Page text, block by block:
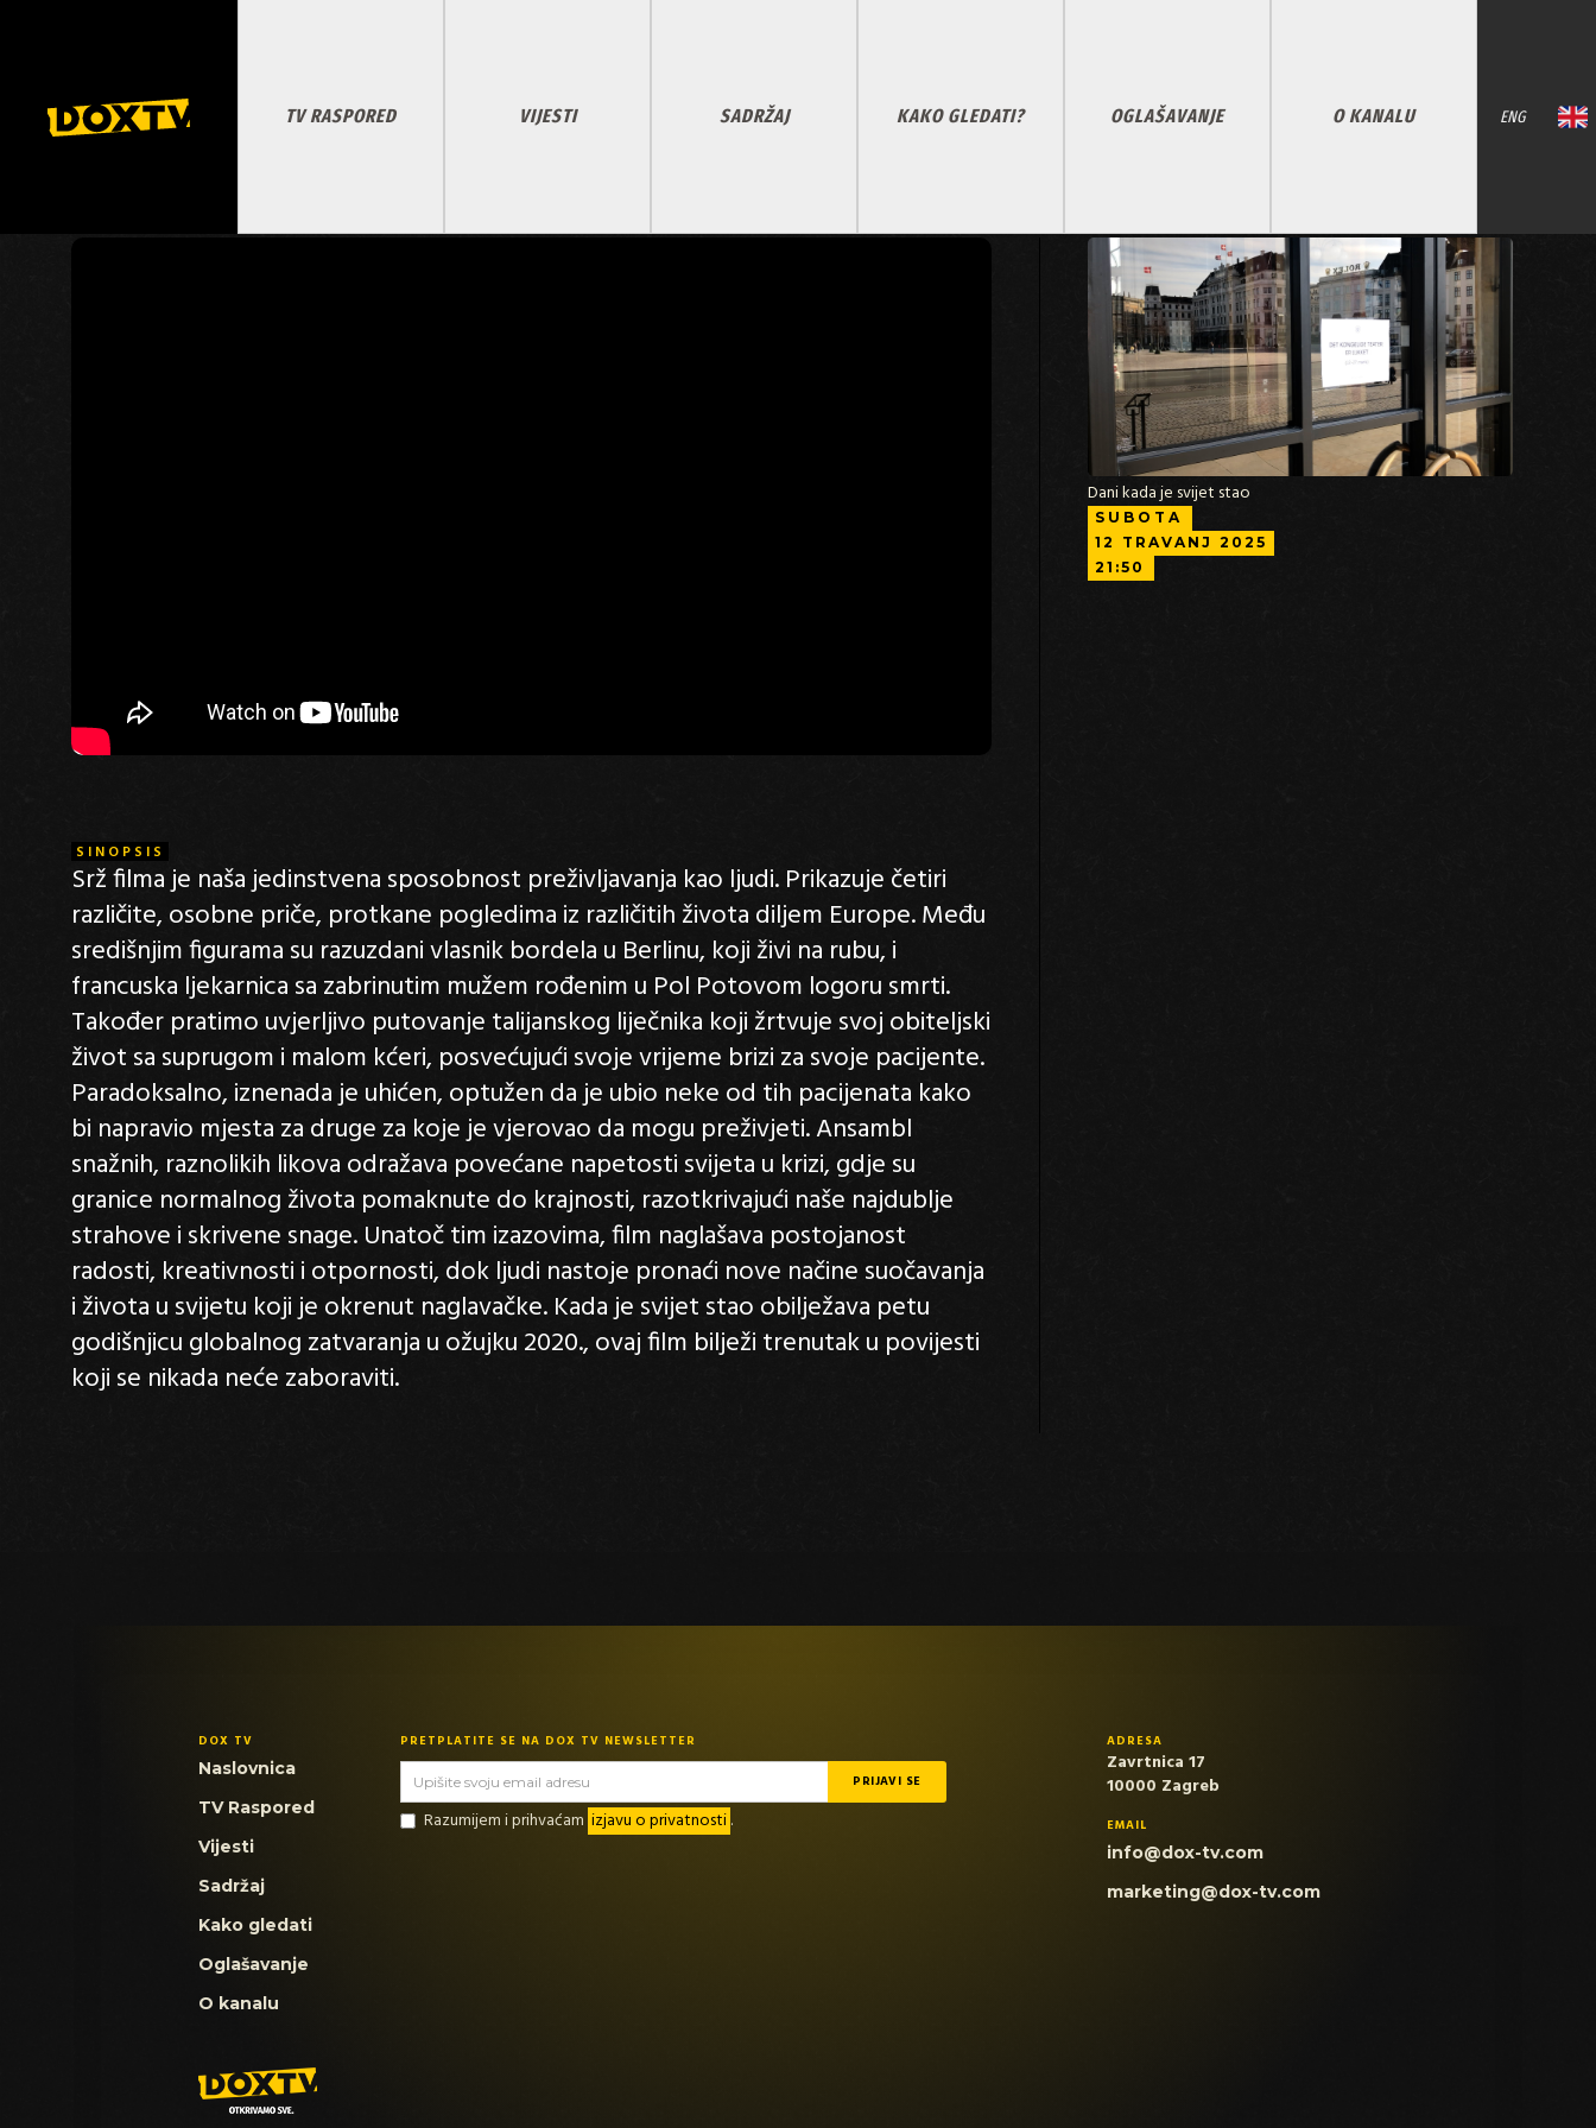
TV RASPORED VIJESTI SADRŽAJ KAKO GLEDATI? OGLAŠAVANJE O KANALU ENG
SINOPSIS
Srž filma je naša jedinstvena sposobnost preživljavanja kao ljudi. Prikazuje četiri
različite, osobne priče, protkane pogledima iz različitih života diljem Europe. Među
središnjim figurama su razuzdani vlasnik bordela u Berlinu, koji živi na rubu, i
francuska ljekarnica sa zabrinutim mužem rođenim u Pol Potovom logoru smrti.
Također pratimo uvjerljivo putovanje talijanskog liječnika koji žrtvuje svoj obiteljski
život sa suprugom i malom kćeri, posvećujući svoje vrijeme brizi za svoje pacijente.
Paradoksalno, iznenada je uhićen, optužen da je ubio neke od tih pacijenata kako
bi napravio mjesta za druge za koje je vjerovao da mogu preživjeti. Ansambl
snažnih, raznolikih likova odražava povećane napetosti svijeta u krizi, gdje su
granice normalnog života pomaknute do krajnosti, razotkrivajući naše najdublje
strahove i skrivene snage. Unatoč tim izazovima, film naglašava postojanost
radosti, kreativnosti i otpornosti, dok ljudi nastoje pronaći nove načine suočavanja
i života u svijetu koji je okrenut naglavačke. Kada je svijet stao obilježava petu
godišnjicu globalnog zatvaranja u ožujku 2020., ovaj film bilježi trenutak u povijesti
koji se nikada neće zaboraviti.
Dani kada je svijet stao
SUBOTA
12
TRAVANJ 2025
21:50
DOX TV
Naslovnica
TV Raspored
Vijesti
Sadržaj
Kako gledati
Oglašavanje
O kanalu
PRETPLATITE SE NA DOX TV NEWSLETTER
Razumijem i prihvaćam izjavu o privatnosti.
ADRESA
Zavrtnica 17
10000 Zagreb
EMAIL
info@dox-tv.com
marketing@dox-tv.com